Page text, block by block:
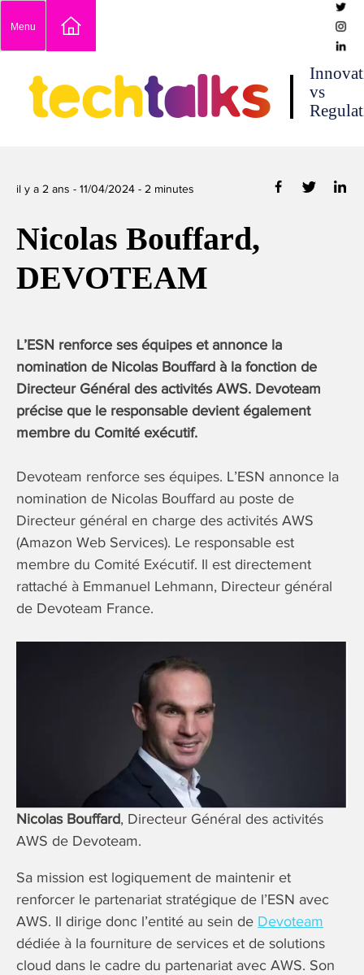
content
Menu
techtalks
vs
il y a 2 ans - 11/04/2024 - 2 minutes
Nicolas Bouffard,
DEVOTEAM
L’ESN renforce ses équipes et annonce la
nomination de Nicolas Bouffard à la fonction de
Directeur Général des activités AWS. Devoteam
précise que le responsable devient également
membre du Comité exécutif.
Devoteam renforce ses équipes. L’ESN annonce la
nomination de Nicolas Bouffard au poste de
Directeur général en charge des activités AWS
(Amazon Web Services). Le responsable est
membre du Comité Exécutif. Il est directement
rattaché à Emmanuel Lehmann, Directeur général
de Devoteam France.
Nicolas Bouffard, Directeur Général des activités
AWS de Devoteam.
Sa mission est logiquement de maintenir et
renforcer le partenariat stratégique de l’ESN avec
AWS. Il dirige donc l’entité au sein de Devoteam
dédiée à la fourniture de services et de solutions
cloud dans le cadre du partenariat avec AWS. Son